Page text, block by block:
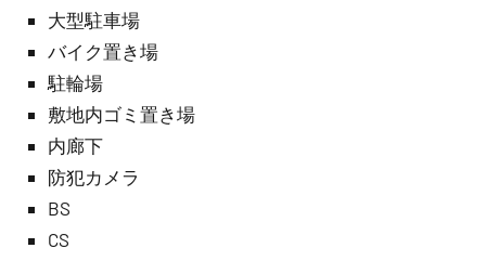
大型駐車場
バイク置き場
駐輪場
敷地内ゴミ置き場
内廊下
防犯カメラ
BS
CS